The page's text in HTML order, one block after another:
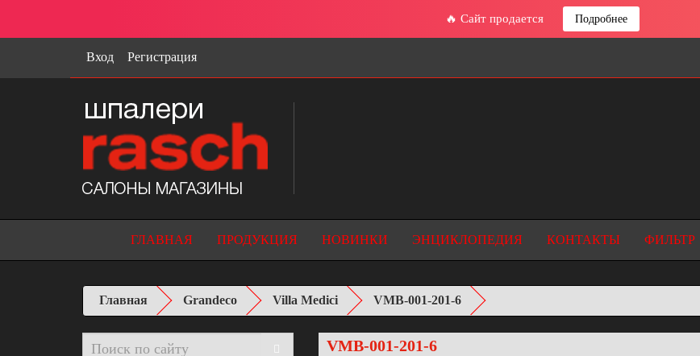
🔥 Сайт продается Подробнее
Вход Регистрация
ГЛАВНАЯ ПРОДУКЦИЯ НОВИНКИ ЭНЦИКЛОПЕДИЯ КОНТАКТЫ ФИЛЬТР
Главная Grandeco Villa Medici VMB-001-201-6
VMB-001-201-6